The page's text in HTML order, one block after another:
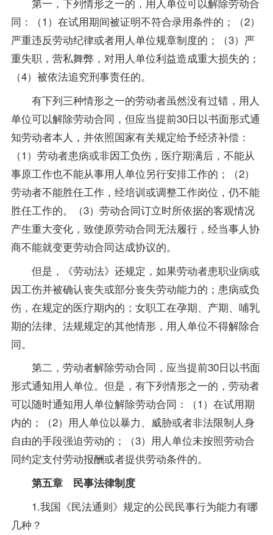
同：（1）在试用期间被证明不符合录用条件的；（2）
严重违反劳动纪律或者用人单位规章制度的；（3）严
重失职，营私舞弊，对用人单位利益造成重大损失的；
（4）被依法追究刑事责任的。
有下列三种情形之一的劳动者虽然没有过错，用人
单位可以解除劳动合同，但应当提前30日以书面形式通
知劳动者本人，并依照国家有关规定给予经济补偿：
（1）劳动者患病或非因工负伤，医疗期满后，不能从
事原工作也不能从事用人单位另行安排工作的；（2）
劳动者不能胜任工作，经培训或调整工作岗位，仍不能
胜任工作的。（3）劳动合同订立时所依据的客观情况
产生重大变化，致使原劳动合同无法履行，经当事人协
商不能就变更劳动合同达成协议的。
但是，《劳动法》还规定，如果劳动者患职业病或
因工伤并被确认丧失或部分丧失劳动能力的；患病或负
伤，在规定的医疗期内的；女职工在孕期、产期、哺乳
期的法律、法规规定的其他情形，用人单位不得解除合
同。
第二，劳动者解除劳动合同，应当提前30日以书面
形式通知用人单位。但是，有下列情形之一的，劳动者
可以随时通知用人单位解除劳动合同：（1）在试用期
内的；（2）用人单位以暴力、威胁或者非法限制人身
自由的手段强迫劳动的；（3）用人单位未按照劳动合
同约定支付劳动报酬或者提供劳动条件的。
第五章 民事法律制度
1.我国《民法通则》规定的公民民事行为能力有哪
几种？